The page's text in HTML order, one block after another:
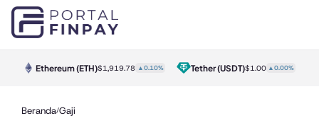
Ethereum(ETH)$1,919.78 ▲0.10% Tether(USDT)$1.00 ▲0.00%
Beranda/Gaji